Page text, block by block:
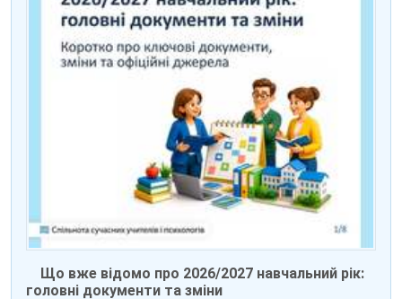
Що вже відомо про 2026/2027 навчальний рік:
головні документи та зміни